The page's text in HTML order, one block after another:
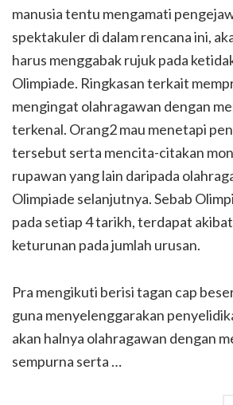
manusia tentu mengamati
spektakuler di dalam rencana ini,
harus menggabak rujuk pada
Olimpiade. Ringkasan terkait
mengingat olahragawan dengan
terkenal. Orang2 mau menetapi
tersebut serta mencita-citakan
rupawan yang lain daripada
Olimpiade selanjutnya. Sebab
pada setiap 4 tarikh, terdapat
keturunan pada jumlah urusan.
Pra mengikuti berisi tagan cap
guna menyelenggarakan
akan halnya olahragawan dengan
sempurna serta …